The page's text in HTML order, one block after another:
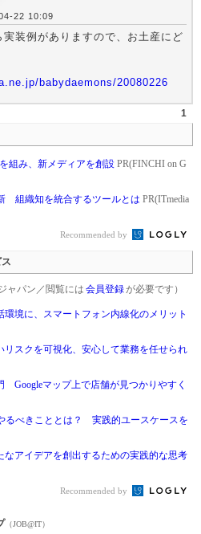
22 10:09
実装例がありますので、お土産にど
babydaemons/20080226
1
組み、新メディアを創設 PR(FINCHI on G
組織知を統合するツールとは PR(ITmedia
Recommended by
ジャパン／閲覧には 会員登録が必要です）
環境に、スマートフォン内線化のメリット
リスクを可視化、安心して業務を任せられ
Googleマップ上で店舗が見つかりやすく
るべきこととは？ 実践的ユースケースを
なアイデアを創出するための実践的な思考
Recommended by
（JOB@IT）